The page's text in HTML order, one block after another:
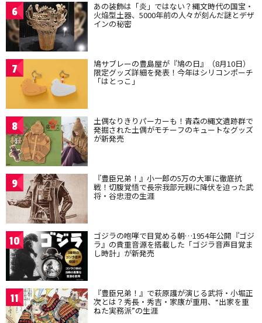
6 あの装飾は「炎」ではない？縄文時代の国宝・
火焔型土器、5000年前の人々が刻んだ謎とデザ
インの秘密
7 鳩サブレーの豊島屋が『鳩の日』（8月10日）
限定グッズ詳細を発表！今年はシリコンポーチ
「はとっこ」
8 土偶なりきりパーカーも！青森の縄文遺跡群で
発掘された土偶がモチーフのキュートなグッズ
が新発売
9 『豊臣兄弟！』小一郎の5万の大軍に徹底抗
戦！切腹覚悟で長宗我部元親に降伏を迫った武
将・谷忠澄の生涯
10 ゴジラの咆哮で目覚める朝…1954年公開『ゴジ
ラ』の貴重音源を搭載した「ゴジラ音声目覚ま
し時計」が新発売
11 『豊臣兄弟！』で萩原護が演じる武将・小堀正
次とは？秀長・秀吉・家康が重用、“出家を重
ねた実務派”の生涯